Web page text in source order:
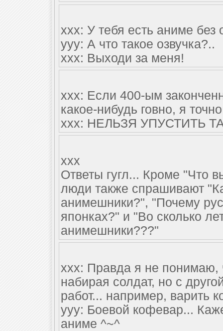
xxx: У тебя есть аниме без
yyy: А что такое озвучка?..
xxx: Выходи за меня!
xxx: Если 400-ым
какое-нибудь говно, я
xxx: НЕЛЬЗЯ УПУСТИТЬ
xxx
Ответы гугл... Кроме "Что
люди также спрашивают
анимешники?", "Почему
японках?" и "Во сколько
анимешники???"
ххх: Правда я не понимаю,
набирая солдат, но с
работ... например, варить
ууу: Боевой кофевар...
аниме ^~^